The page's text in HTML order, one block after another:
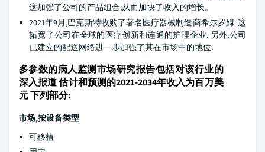
这加强了公司的产品组合,从而加快了收入的增长。
2021年9月,巴克斯特收购了著名医疗器械制造商希尔罗姆. 这
拓宽了公司在全球的医疗创新和连通的护理企业. 另外,公司
已建立的配送网络进一步加强了其在市场中的地位.
多参数的病人监测市场研究报告包括对该行业的
深入报道 估计和预测的2021-2034年收入为百万美
元 下列部分:
市场,按设备类型
可移植